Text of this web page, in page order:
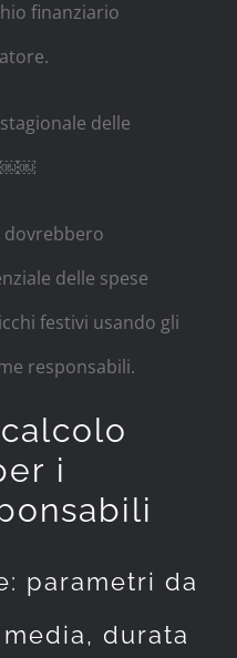
finanziario
delle
delle spese
festivi usando gli
responsabili.
i
parametri da
durata